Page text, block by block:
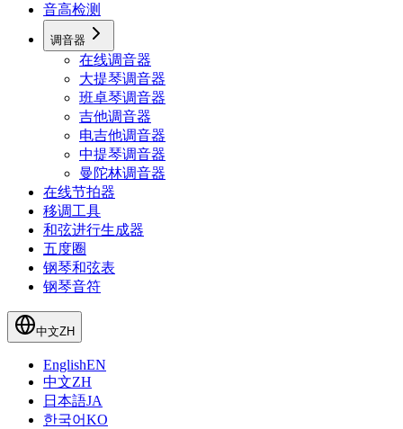
音高检测
调音器
在线调音器
大提琴调音器
班卓琴调音器
吉他调音器
电吉他调音器
中提琴调音器
曼陀林调音器
在线节拍器
移调工具
和弦进行生成器
五度圈
钢琴和弦表
钢琴音符
中文ZH
EnglishEN
中文ZH
日本語JA
한국어KO